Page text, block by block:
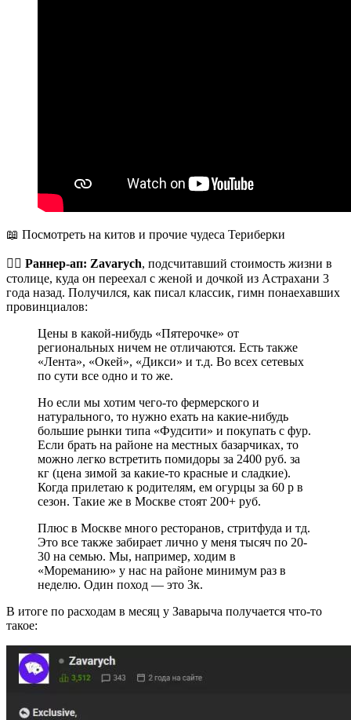
📖 Посмотреть на китов и прочие чудеса Териберки
🏃‍♂️ Раннер-ап: Zavarych, подсчитавший стоимость жизни в
столице, куда он переехал с женой и дочкой из Астрахани 3
года назад. Получился, как писал классик, гимн понаехавших
провинциалов:
Цены в какой-нибудь «Пятерочке» от
региональных ничем не отличаются. Есть также
«Лента», «Окей», «Дикси» и т.д. Во всех сетевых
по сути все одно и то же.
Но если мы хотим чего-то фермерского и
натурального, то нужно ехать на какие-нибудь
большие рынки типа «Фудсити» и покупать с фур.
Если брать на районе на местных базарчиках, то
можно легко встретить помидоры за 2400 руб. за
кг (цена зимой за какие-то красные и сладкие).
Когда прилетаю к родителям, ем огурцы за 60 р в
сезон. Такие же в Москве стоят 200+ руб.
Плюс в Москве много ресторанов, стритфуда и тд.
Это все также забирает лично у меня тысяч по 20-
30 на семью. Мы, например, ходим в
«Мореманию» у нас на районе минимум раз в
неделю. Один поход — это 3к.
В итоге по расходам в месяц у Заварыча получается что-то
такое: